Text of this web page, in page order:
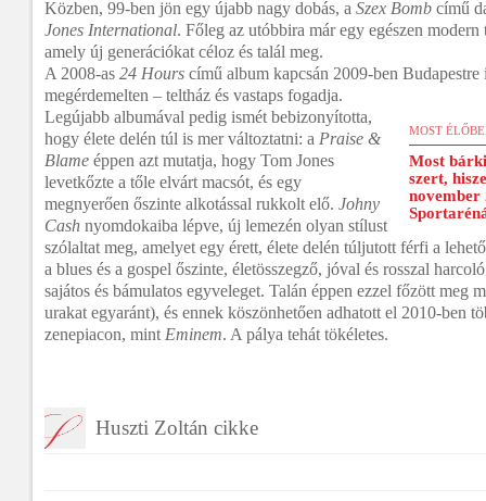
Közben, 99-ben jön egy újabb nagy dobás, a Szex Bomb című
Jones International. Főleg az utóbbira már egy egészen
amely új generációkat céloz és talál meg.
A 2008-as 24 Hours című album kapcsán 2009-ben Budapestre
megérdemelten – teltház és vastaps fogadja.
MOST
Most
szert,
november
Legújabb albumával pedig ismét bebizonyította,
hogy élete delén túl is mer változtatni: a Praise &
Blame éppen azt mutatja, hogy Tom Jones
levetkőzte a tőle elvárt macsót, és egy
megnyerően őszinte alkotással rukkolt elő. Johny
Cash nyomdokaiba lépve, új lemezén olyan stílust
szólaltat meg, amelyet egy érett, élete delén túljutott férfi a
a blues és a gospel őszinte, életösszegző, jóval és rosszal
sajátos és bámulatos egyveleget. Talán éppen ezzel főzött meg
urakat egyaránt), és ennek köszönhetően adhatott el 2010-ben
zenepiacon, mint Eminem. A pálya tehát tökéletes.
Huszti Zoltán cikke